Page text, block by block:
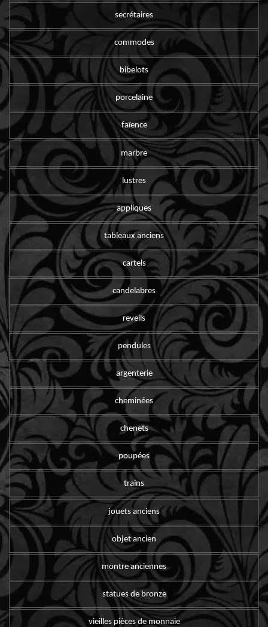
secrétaires
commodes
bibelots
porcelaine
faïence
marbre
lustres
appliques
tableaux anciens
cartels
candelabres
reveils
pendules
argenterie
cheminées
chenets
poupées
trains
jouets anciens
objet ancien
montre anciennes
statues de bronze
vieilles pièces de monnaie